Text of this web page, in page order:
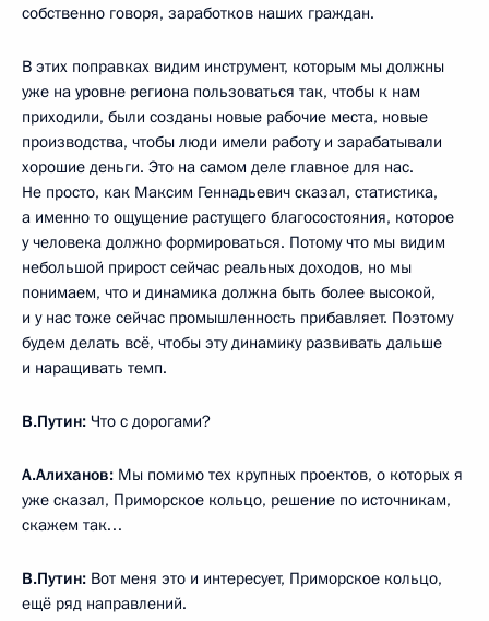
собственно говоря, заработков наших граждан.
В этих поправках видим инструмент, которым мы должны
уже на уровне региона пользоваться так, чтобы к нам
приходили, были созданы новые рабочие места, новые
производства, чтобы люди имели работу и зарабатывали
хорошие деньги. Это на самом деле главное для нас.
Не просто, как Максим Геннадьевич сказал, статистика,
а именно то ощущение растущего благосостояния, которое
у человека должно формироваться. Потому что мы видим
небольшой прирост сейчас реальных доходов, но мы
понимаем, что и динамика должна быть более высокой,
и у нас тоже сейчас промышленность прибавляет. Поэтому
будем делать всё, чтобы эту динамику развивать дальше
и наращивать темп.
В.Путин: Что с дорогами?
А.Алиханов: Мы помимо тех крупных проектов, о которых я
уже сказал, Приморское кольцо, решение по источникам,
скажем так…
В.Путин: Вот меня это и интересует, Приморское кольцо,
ещё ряд направлений.